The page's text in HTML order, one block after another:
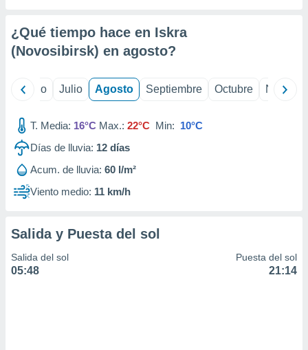
e
mediante
publicidad
publicidad
de
1199
¿Qué tiempo hace en Iskra
(Novosibirsk) en agosto?
Junio Julio Agosto Septiembre Octubre
T. Media: 16°C Max.: 22°C Min: 10°C
Días de lluvia: 12 días
Acum. de lluvia: 60 l/m²
Viento medio: 11 km/h
Salida y Puesta del sol
Salida del sol
05:48
Puesta del sol
21:14